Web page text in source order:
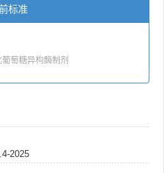
标准
萄糖异构酶制剂
2025